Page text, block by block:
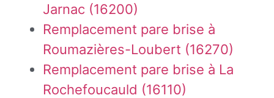
Jarnac (16200)
Remplacement pare brise à
Roumazières-Loubert (16270)
Remplacement pare brise à La
Rochefoucauld (16110)